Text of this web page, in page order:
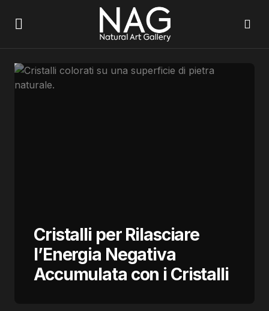
Cristalli per Rilasciare
l’Energia Negativa
Accumulata con i Cristalli